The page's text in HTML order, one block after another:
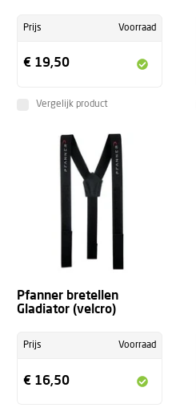
Prijs Voorraad
€ 19,50
Vergelijk product
Pfanner bretellen
Gladiator (velcro)
Prijs Voorraad
€ 16,50